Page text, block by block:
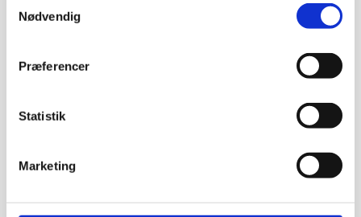
Nødvendig
Præferencer
Statistik
Marketing
-Plader 600×400 mm: 30 stk.
-Plader 600×800 mm: 15 stk.
-Gastronomkurve 500×500 mm: 1 stk.
-60L – Rørkedel H511 x Ø 575 mm: 1 stk.
-Eco Wash: Ja